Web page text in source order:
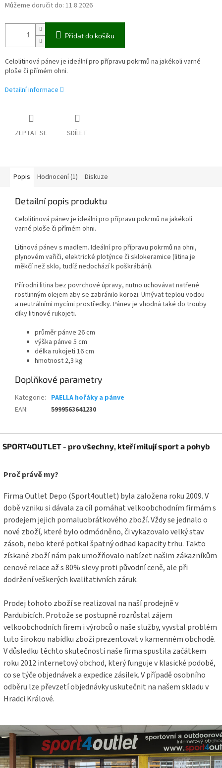
Můžeme doručit do: 11.8.2026
Přidat do košíku
Celolitinová pánev je ideální pro přípravu pokrmů na jakékoli varné
ploše či přímém ohni.
Detailní informace
ZEPTAT SE SDÍLET
Popis Hodnocení (1) Diskuze
Detailní popis produktu
Celolitinová pánev je ideální pro přípravu pokrmů na jakékoli
varné ploše či přímém ohni.
Litinová pánev s madlem. Ideální pro přípravu pokrmů na ohni,
plynovém vařiči, elektrické plotýnce či sklokeramice (litina je
měkčí než sklo, tudíž nedochází k poškrábání).
Přírodní litina bez povrchové úpravy, nutno uchovávat natřené
rostlinným olejem aby se zabránilo korozi. Umývat teplou vodou
a neutrálními mycími prostředky. Pánev je vhodná také do trouby
díky litinové rukojeti.
průměr pánve 26 cm
výška pánve 5 cm
délka rukojeti 16 cm
hmotnost 2,3 kg
Doplňkové parametry
Kategorie: PAELLA hořáky a pánve
EAN: 5999563641230
á
a
SPORT4OUTLET - pro všechny, kteří milují sport a pohyb
Proč právě my?
Firma Outlet Depo (Sport4outlet) byla založena roku 2009. V
době vzniku si dávala za cíl pomáhat velkoobchodním firmám s
prodejem jejich pomaluobrátkového zboží. Vždy se jednalo o
nové zboží, které bylo odmódněno, či vykazovalo velký stav
zásob, nebo které potkal špatný odhad kapacity trhu. Takto
získané zboží nám pak umožňovalo nabízet našim zákazníkům
cenové relace až s 80% slevy proti původní ceně, ale při
dodržení veškerých kvalitativních záruk.
Prodej tohoto zboží se realizoval na naší prodejně v
Pardubicích. Protože se postupně rozrůstal zájem
velkoobchodních firem i výrobců o naše služby, vyvstal problém
tuto širokou nabídku zboží prezentovat v kamenném obchodě.
V důsledku těchto skutečností naše firma spustila začátkem
roku 2012 internetový obchod, který funguje v klasické podobě,
co se týče objednávek a expedice zásilek. V případě osobního
odběru lze převzetí objednávky uskutečnit na našem skladu v
Hradci Králové.